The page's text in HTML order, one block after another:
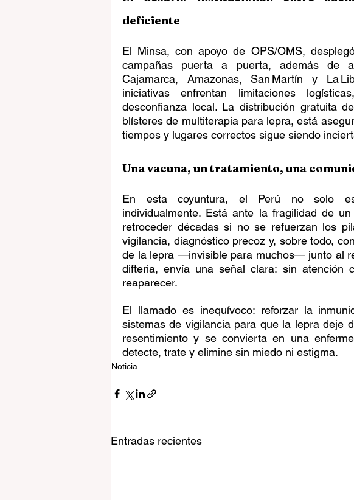
deficiente
El Minsa, con apoyo de OPS/OMS,
campañas puerta a puerta, además de
Cajamarca, Amazonas, San Martín y La
iniciativas enfrentan limitaciones
desconfianza local. La distribución gratuita
blísteres de multiterapia para lepra, está
tiempos y lugares correctos sigue siendo
Una vacuna, un tratamiento, una
En esta coyuntura, el Perú no solo
individualmente. Está ante la fragilidad de
retroceder décadas si no se refuerzan los
vigilancia, diagnóstico precoz y, sobre todo,
de la lepra —invisible para muchos— junto al
difteria, envía una señal clara: sin atención
reaparecer.
El llamado es inequívoco: reforzar la
sistemas de vigilancia para que la lepra deje
resentimiento y se convierta en una
detecte, trate y elimine sin miedo ni estigma.
Noticia
Entradas recientes